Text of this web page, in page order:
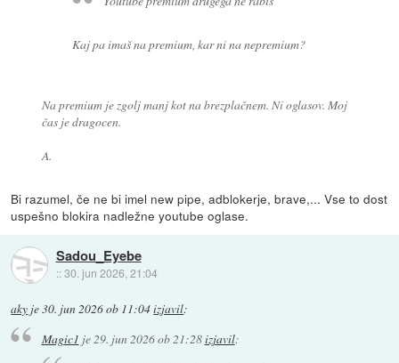
Kaj pa imaš na premium, kar ni na nepremium?
Na premium je zgolj manj kot na brezplačnem. Ni oglasov. Moj
čas je dragocen.
A.
Bi razumel, če ne bi imel new pipe, adblokerje, brave,... Vse to dost
uspešno blokira nadležne youtube oglase.
Sadou_Eyebe
::30. jun 2026, 21:04
aky je30. jun 2026 ob 11:04izjavil:
Magic1 je 29. jun 2026 ob 21:28izjavil: